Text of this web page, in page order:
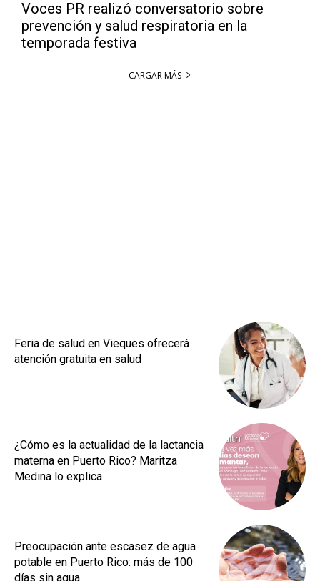
Voces PR realizó conversatorio sobre
prevención y salud respiratoria en la
temporada festiva
CARGAR MÁS
Feria de salud en Vieques ofrecerá
atención gratuita en salud
¿Cómo es la actualidad de la lactancia
materna en Puerto Rico? Maritza
Medina lo explica
Preocupación ante escasez de agua
potable en Puerto Rico: más de 100
días sin agua